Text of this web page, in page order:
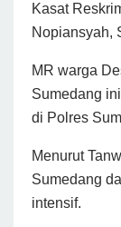
Kasat
Nopiansyah,
MR warga
Sumedang
di Polres
Menurut
Sumedang
intensif.